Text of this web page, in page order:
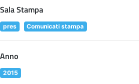
Sala Stampa
pres Comunicati stampa
Anno
2015